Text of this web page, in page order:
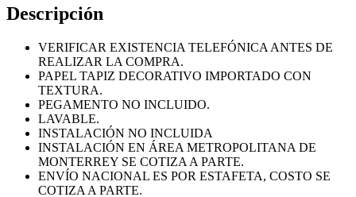
Descripción
VERIFICAR EXISTENCIA TELEFÓNICA ANTES DE
REALIZAR LA COMPRA.
PAPEL TAPIZ DECORATIVO IMPORTADO CON
TEXTURA.
PEGAMENTO NO INCLUIDO.
LAVABLE.
INSTALACIÓN NO INCLUIDA
INSTALACIÓN EN ÁREA METROPOLITANA DE
MONTERREY SE COTIZA A PARTE.
ENVÍO NACIONAL ES POR ESTAFETA, COSTO SE
COTIZA A PARTE.